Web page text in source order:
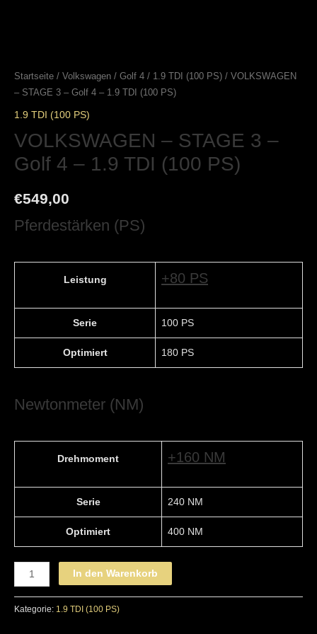
Startseite / Volkswagen / Golf 4 / 1.9 TDI (100 PS) / VOLKSWAGEN
– STAGE 3 – Golf 4 – 1.9 TDI (100 PS)
1.9 TDI (100 PS)
VOLKSWAGEN – STAGE 3 –
Golf 4 – 1.9 TDI (100 PS)
€549,00
Pferdestärken (PS)
Leistung +80 PS
Serie 100 PS
Optimiert 180 PS
Newtonmeter (NM)
Drehmoment +160 NM
Serie 240 NM
Optimiert 400 NM
VOLKSWAGEN
-
STAGE
In den Warenkorb
Kategorie: 1.9 TDI (100 PS)